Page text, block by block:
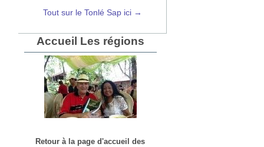
Tout sur le Tonlé Sap ici →
Accueil Les régions
Retour à la page d'accueil des